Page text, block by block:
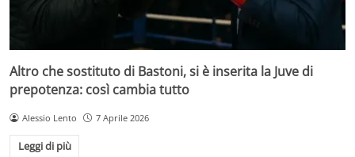
Altro che sostituto di Bastoni, si è inserita la Juve di
prepotenza: così cambia tutto
Alessio Lento 7 Aprile 2026
Leggi di più